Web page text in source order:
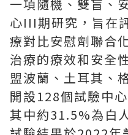
一項隨機、雙盲、
心III期研究，旨在
療對比安慰劑聯合
治療的療效和安全
盟波蘭、土耳其、
開設128個試驗中
其中約31.5%為白